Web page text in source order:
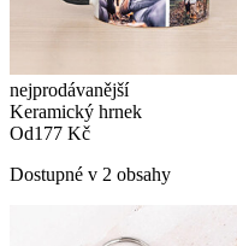
nejprodávanější
Keramický hrnek
Od177 Kč
Dostupné v 2 obsahy